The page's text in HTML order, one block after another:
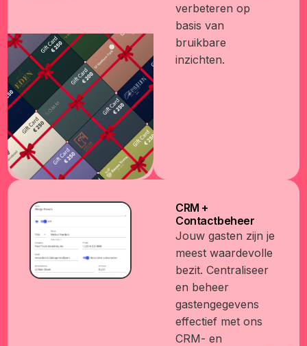
verbeteren op
basis van
bruikbare
inzichten.
CRM +
Contactbeheer
Jouw gasten zijn je
meest waardevolle
bezit. Centraliseer
en beheer
gastengegevens
effectief met ons
CRM- en